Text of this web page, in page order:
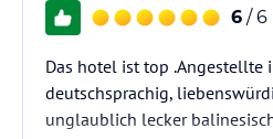
6 / 6
Das hotel ist top .Angestellte
deutschsprachig,
unglaublich lecker